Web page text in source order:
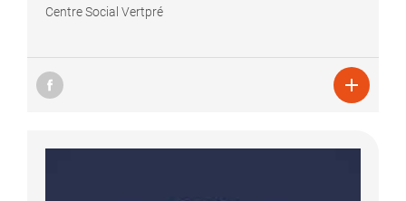
Centre Social Vertpré
